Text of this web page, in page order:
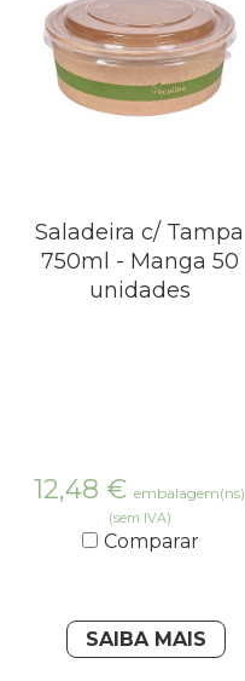
Saladeira c/ Tampa
750ml - Manga 50
unidades
12,48 € embalagem(ns)
(sem IVA)
Comparar
SAIBA MAIS